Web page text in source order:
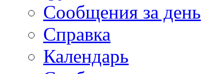
Сообщения за день
Справка
Календарь